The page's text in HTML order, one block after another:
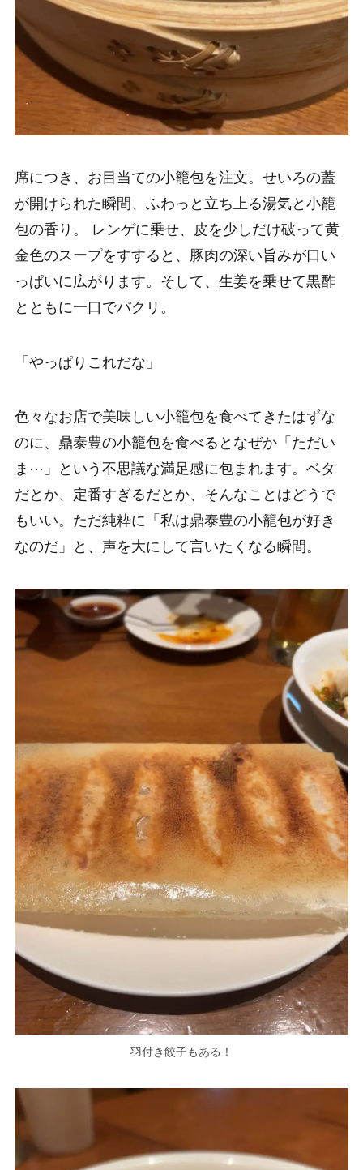
席につき、お目当ての小籠包を注文。せいろの蓋
が開けられた瞬間、ふわっと立ち上る湯気と小籠
包の香り。 レンゲに乗せ、皮を少しだけ破って黄
金色のスープをすすると、豚肉の深い旨みが口い
っぱいに広がります。そして、生姜を乗せて黒酢
とともに一口でパクリ。
「やっぱりこれだな」
色々なお店で美味しい小籠包を食べてきたはずな
のに、鼎泰豊の小籠包を食べるとなぜか「ただい
ま⋯」という不思議な満足感に包まれます。ベタ
だとか、定番すぎるだとか、そんなことはどうで
もいい。ただ純粋に「私は鼎泰豊の小籠包が好き
なのだ」と、声を大にして言いたくなる瞬間。
羽付き餃子もある！